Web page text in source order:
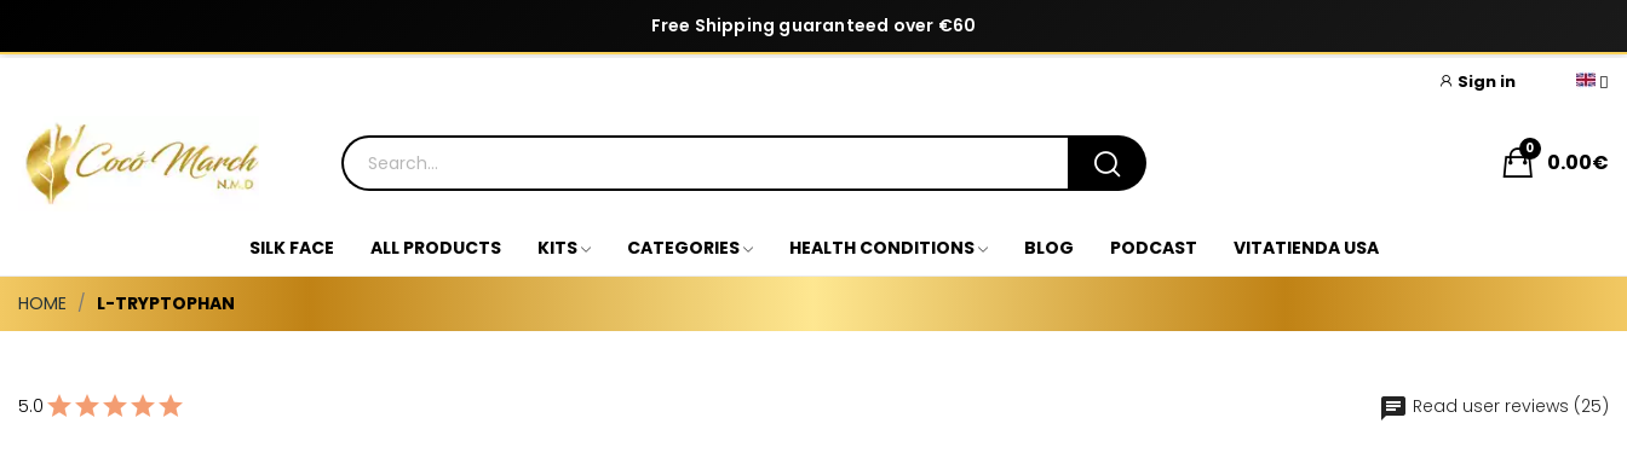
Free Shipping guaranteed over €60
Sign in
0.00€
0
SILK FACE ALL PRODUCTS KITS CATEGORIES HEALTH CONDITIONS BLOG PODCAST VITATIENDA USA
HOME L-TRYPTOPHAN
5.0 Read user reviews (25)